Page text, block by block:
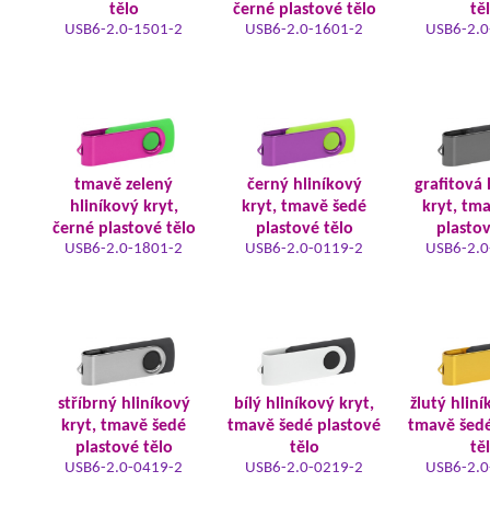
tělo
USB6-2.0-1501-2
černé plastové tělo
USB6-2.0-1601-2 USB6-
tmavě zelený
hliníkový kryt,
černé plastové tělo
USB6-2.0-1801-2
černý hliníkový
kryt, tmavě šedé
plastové tělo
USB6-2.0-0119-2
grafitová
kryt,
USB6-
stříbrný hliníkový
kryt, tmavě šedé
plastové tělo
USB6-2.0-0419-2
bílý hliníkový kryt,
tmavě šedé plastové
tělo
USB6-2.0-0219-2
žlutý
tmavě
USB6-